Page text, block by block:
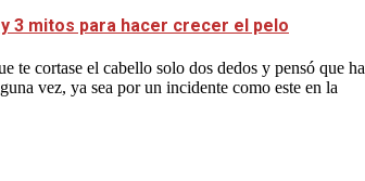
3 mitos para hacer crecer el pelo
te cortase el cabello solo dos dedos y pensó que
vez, ya sea por un incidente como este en la